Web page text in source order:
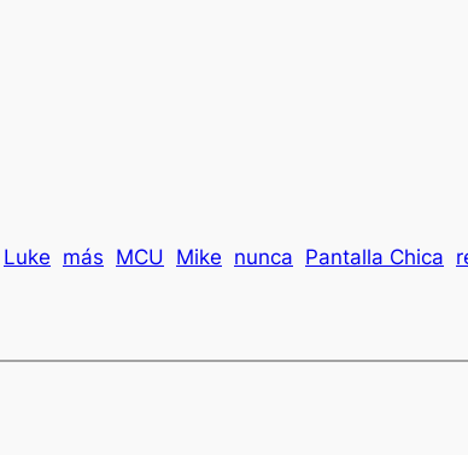
Luke más MCU Mike nunca Pantalla Chica